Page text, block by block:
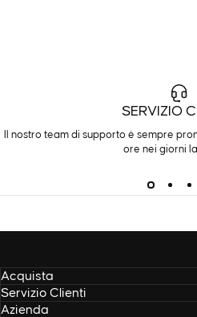
SERVIZIO
Il nostro team di supporto è sempre
ore nei giorni
Acquista
Servizio Clienti
Azienda